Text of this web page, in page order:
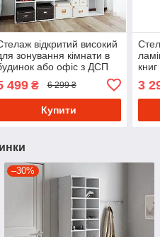
відкритий високий
зонування кімнати в
або офіс з ДСП
Полиця для книг та квітів
30 осередків
499₴ 6 299 ₴
Купити
книг
3
–30%